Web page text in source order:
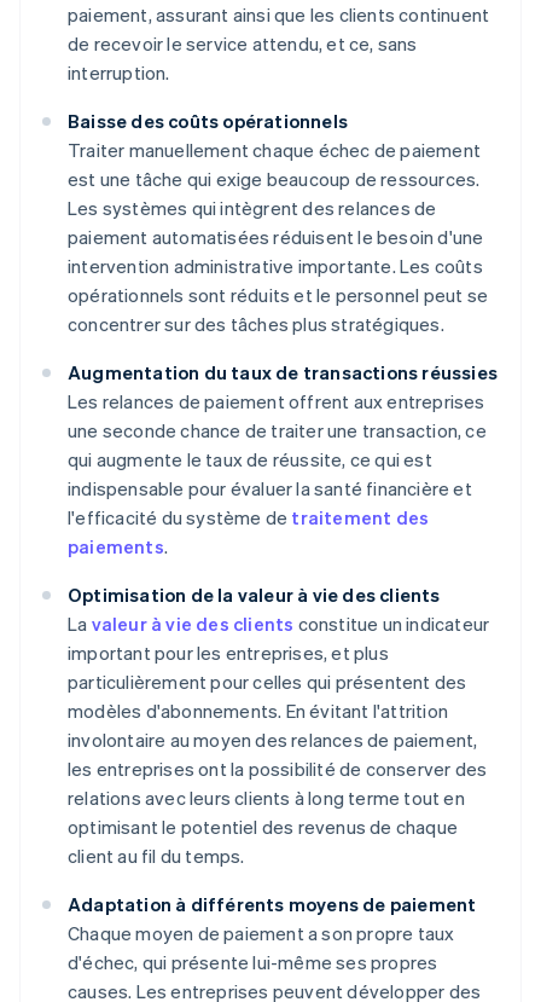
paiement, assurant ainsi que les clients continuent
de recevoir le service attendu, et ce, sans
interruption.
Baisse des coûts opérationnels
Traiter manuellement chaque échec de paiement
est une tâche qui exige beaucoup de ressources.
Les systèmes qui intègrent des relances de
paiement automatisées réduisent le besoin d'une
intervention administrative importante. Les coûts
opérationnels sont réduits et le personnel peut se
concentrer sur des tâches plus stratégiques.
Augmentation du taux de transactions réussies
Les relances de paiement offrent aux entreprises
une seconde chance de traiter une transaction, ce
qui augmente le taux de réussite, ce qui est
indispensable pour évaluer la santé financière et
l'efficacité du système de traitement des
paiements.
Optimisation de la valeur à vie des clients
La valeur à vie des clients constitue un indicateur
important pour les entreprises, et plus
particulièrement pour celles qui présentent des
modèles d'abonnements. En évitant l'attrition
involontaire au moyen des relances de paiement,
les entreprises ont la possibilité de conserver des
relations avec leurs clients à long terme tout en
optimisant le potentiel des revenus de chaque
client au fil du temps.
Adaptation à différents moyens de paiement
Chaque moyen de paiement a son propre taux
d'échec, qui présente lui-même ses propres
causes. Les entreprises peuvent développer des